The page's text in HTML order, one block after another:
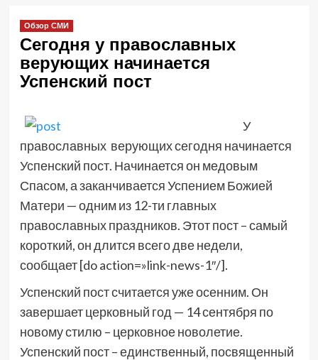
Обзор СМИ
Сегодня у православных
верующих начинается
Успенский пост
У
православных верующих сегодня начинается
Успенский пост. Начинается он медовым
Спасом, а заканчивается Успением Божией
Матери — одним из 12-ти главных
православных праздников. Этот пост – самый
короткий, он длится всего две недели,
сообщает [do action=»link-news-1″/].
Успенский пост считается уже осенним. Он
завершает церковный год — 14 сентября по
новому стилю – церковное новолетие.
Успенский пост – единственный, посвященный